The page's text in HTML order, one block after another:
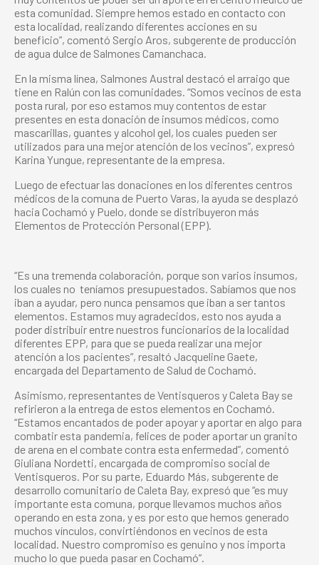
esta comunidad. Siempre hemos estado en contacto con
esta localidad, realizando diferentes acciones en su
beneficio”, comentó Sergio Aros, subgerente de producción
de agua dulce de Salmones Camanchaca.
En la misma línea, Salmones Austral destacó el arraigo que
tiene en Ralún con las comunidades. “Somos vecinos de esta
posta rural, por eso estamos muy contentos de estar
presentes en esta donación de insumos médicos, como
mascarillas, guantes y alcohol gel, los cuales pueden ser
utilizados para una mejor atención de los vecinos”, expresó
Karina Yungue, representante de la empresa.
Luego de efectuar las donaciones en los diferentes centros
médicos de la comuna de Puerto Varas, la ayuda se desplazó
hacia Cochamó y Puelo, donde se distribuyeron más
Elementos de Protección Personal (EPP).
“Es una tremenda colaboración, porque son varios insumos,
los cuales no teníamos presupuestados. Sabíamos que nos
iban a ayudar, pero nunca pensamos que iban a ser tantos
elementos. Estamos muy agradecidos, esto nos ayuda a
poder distribuir entre nuestros funcionarios de la localidad
diferentes EPP, para que se pueda realizar una mejor
atención a los pacientes”, resaltó Jacqueline Gaete,
encargada del Departamento de Salud de Cochamó.
Asimismo, representantes de Ventisqueros y Caleta Bay se
refirieron a la entrega de estos elementos en Cochamó.
“Estamos encantados de poder apoyar y aportar en algo para
combatir esta pandemia, felices de poder aportar un granito
de arena en el combate contra esta enfermedad”, comentó
Giuliana Nordetti, encargada de compromiso social de
Ventisqueros. Por su parte, Eduardo Más, subgerente de
desarrollo comunitario de Caleta Bay, expresó que “es muy
importante esta comuna, porque llevamos muchos años
operando en esta zona, y es por esto que hemos generado
muchos vínculos, convirtiéndonos en vecinos de esta
localidad. Nuestro compromiso es genuino y nos importa
mucho lo que pueda pasar en Cochamó”.